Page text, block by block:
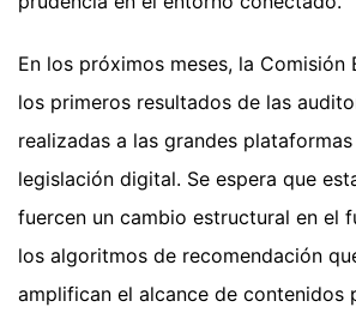
En los próximos meses, la Comisión
los primeros resultados de las
realizadas a las grandes
legislación digital. Se espera que
fuercen un cambio estructural en el
los algoritmos de recomendación
amplifican el alcance de contenidos